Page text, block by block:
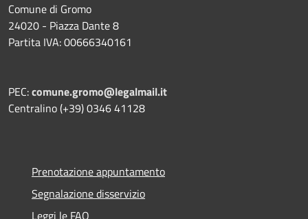
Comune di Gromo
24020 - Piazza Dante 8
Partita IVA: 00666340161
PEC:comune.gromo@legalmail.it
Centralino (+39) 0346 41128
Prenotazione appuntamento
Segnalazione disservizio